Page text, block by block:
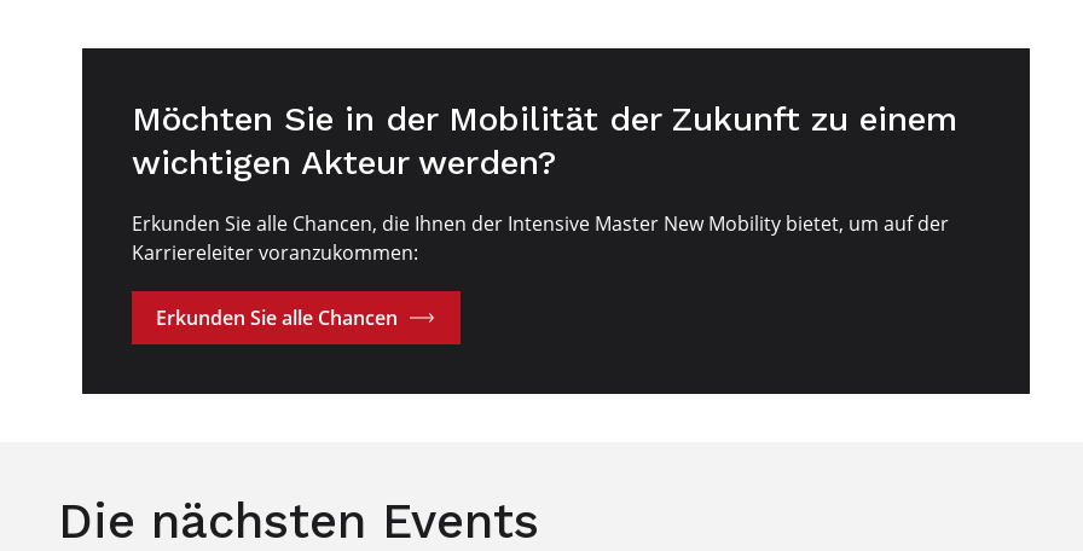
Möchten Sie in der Mobilität der Zukunft zu einem
wichtigen Akteur werden?
Erkunden Sie alle Chancen, die Ihnen der Intensive Master New Mobility bietet, um auf der
Karriereleiter voranzukommen:
Erkunden Sie alle Chancen
Die nächsten Events